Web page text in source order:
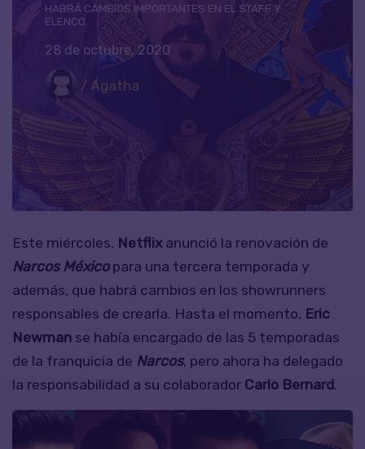
HABRÁ CAMBIOS IMPORTANTES EN EL STAFF Y
ELENCO.
28 de octubre, 2020
/ Agatha
Este miércoles, Netflixanunció la renovación de
Narcos Méxicopara una tercera temporada y
además, que habrá cambios en los showrunners
responsables de crearla. Hasta el momento, Eric
Newman se había encargado de las 5 temporadas
de la franquicia de Narcos, pero ahora ha delegado
la responsabilidad a su colaborador Carlo Bernard.